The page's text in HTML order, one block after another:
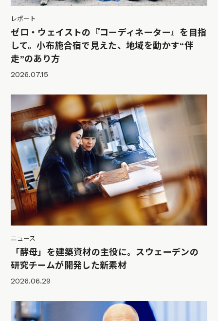
レポート
ゼロ・ウェイストの『コーディネーター』を目指
して。小布施合宿で見えた、地域を動かす“伴
走”のあり方
2026.07.15
ニュース
「酵母」を建築資材の主役に。スウェーデンの
研究チームが開発した新素材
2026.06.29